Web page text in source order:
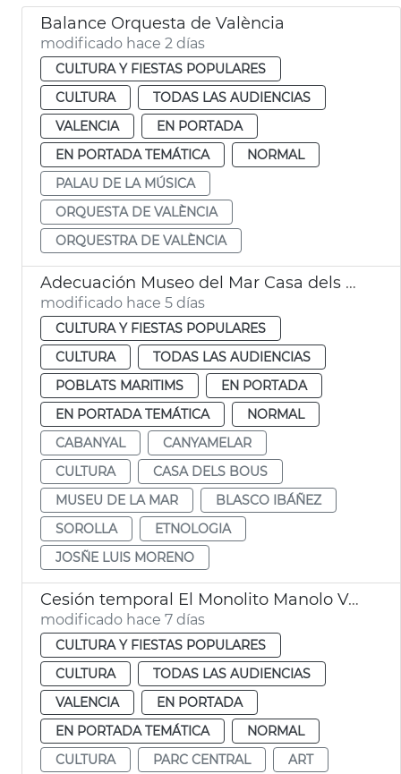
Balance Orquesta de València
modificado hace 2 días
CULTURA Y FIESTAS POPULARES
CULTURA
TODAS LAS AUDIENCIAS
VALENCIA
EN PORTADA
EN PORTADA TEMÁTICA
NORMAL
PALAU DE LA MÚSICA
ORQUESTA DE VALÈNCIA
ORQUESTRA DE VALÈNCIA
Adecuación Museo del Mar Casa dels Bous València
modificado hace 5 días
CULTURA Y FIESTAS POPULARES
CULTURA
TODAS LAS AUDIENCIAS
POBLATS MARITIMS
EN PORTADA
EN PORTADA TEMÁTICA
NORMAL
CABANYAL
CANYAMELAR
CULTURA
CASA DELS BOUS
MUSEU DE LA MAR
BLASCO IBÁÑEZ
SOROLLA
ETNOLOGIA
JOSÑE LUIS MORENO
Cesión temporal El Monolito Manolo Valdés
modificado hace 7 días
CULTURA Y FIESTAS POPULARES
CULTURA
TODAS LAS AUDIENCIAS
VALENCIA
EN PORTADA
EN PORTADA TEMÁTICA
NORMAL
CULTURA
PARC CENTRAL ART